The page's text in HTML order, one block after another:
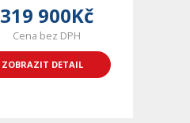
319 900Kč
Cena bez DPH
ZOBRAZIT DETAIL